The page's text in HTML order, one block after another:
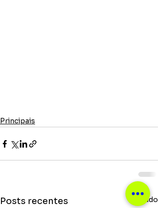
Principais
Posts recentes Ver tudo